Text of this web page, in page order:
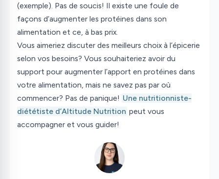
(exemple). Pas de soucis! Il existe une foule de
façons d’augmenter les protéines dans son
alimentation et ce, à bas prix.
Vous aimeriez discuter des meilleurs choix à l’épicerie
selon vos besoins? Vous souhaiteriez avoir du
support pour augmenter l’apport en protéines dans
votre alimentation, mais ne savez pas par où
commencer? Pas de panique! Une nutritionniste-
diététiste d’Altitude Nutrition peut vous
accompagner et vous guider!